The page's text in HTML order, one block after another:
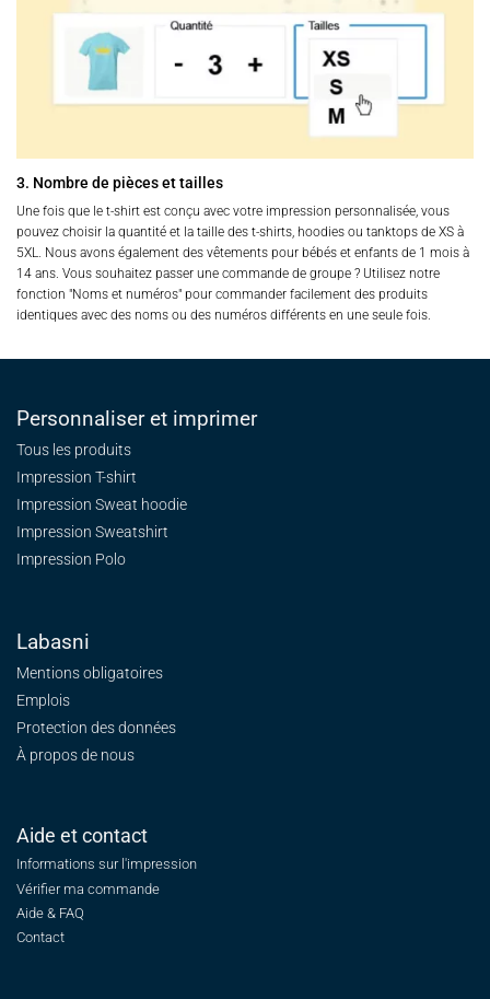
3. Nombre de pièces et tailles
Une fois que le t-shirt est conçu avec votre impression personnalisée, vous
pouvez choisir la quantité et la taille des t-shirts, hoodies ou tanktops de XS à
5XL. Nous avons également des vêtements pour bébés et enfants de 1 mois à
14 ans. Vous souhaitez passer une commande de groupe ? Utilisez notre
fonction "Noms et numéros" pour commander facilement des produits
identiques avec des noms ou des numéros différents en une seule fois.
Personnaliser et imprimer
Tous les produits
Impression T-shirt
Impression Sweat hoodie
Impression Sweatshirt
Impression Polo
Labasni
Mentions obligatoires
Emplois
Protection des données
À propos de nous
Aide et contact
Informations sur l'impression
Vérifier ma commande
Aide & FAQ
Contact